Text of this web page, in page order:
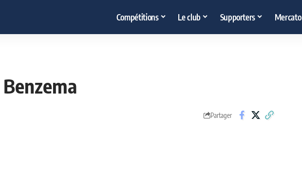
Compétitions Le club Supporters Mercato
Partager